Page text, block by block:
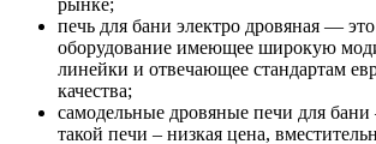
печь для бани электро дровяная —
оборудование имеющее широкую
линейки и отвечающее стандартам
качества;
самодельные дровяные печи для бани
такой печи – низкая цена,